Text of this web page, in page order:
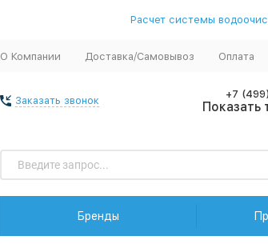
Расчет системы
О Компании Доставка/Самовывоз Оплата
Заказать звонок
+7
Показать
Бренды